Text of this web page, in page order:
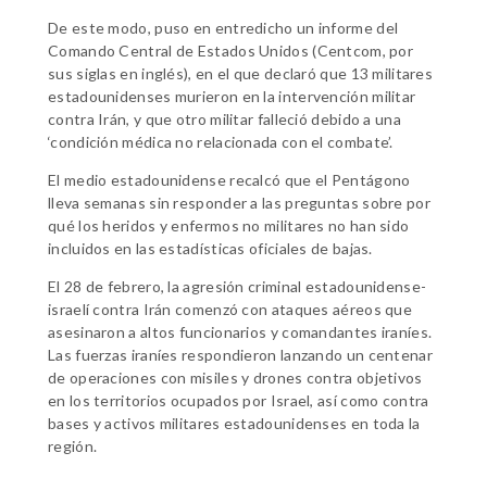
De este modo, puso en entredicho un informe del
Comando Central de Estados Unidos (Centcom, por
sus siglas en inglés), en el que declaró que 13 militares
estadounidenses murieron en la intervención militar
contra Irán, y que otro militar falleció debido a una
‘condición médica no relacionada con el combate’.
El medio estadounidense recalcó que el Pentágono
lleva semanas sin responder a las preguntas sobre por
qué los heridos y enfermos no militares no han sido
incluidos en las estadísticas oficiales de bajas.
El 28 de febrero, la agresión criminal estadounidense-
israelí contra Irán comenzó con ataques aéreos que
asesinaron a altos funcionarios y comandantes iraníes.
Las fuerzas iraníes respondieron lanzando un centenar
de operaciones con misiles y drones contra objetivos
en los territorios ocupados por Israel, así como contra
bases y activos militares estadounidenses en toda la
región.